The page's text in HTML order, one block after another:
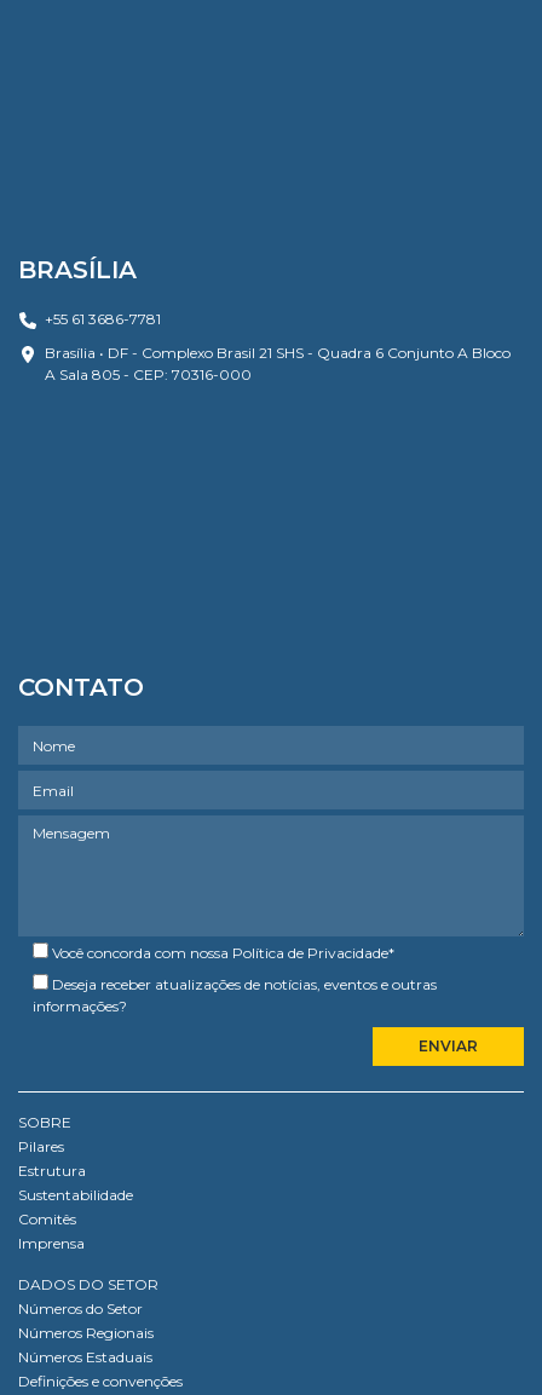
BRASÍLIA
+55 61 3686-7781
Brasília • DF - Complexo Brasil 21 SHS - Quadra 6 Conjunto A Bloco
A Sala 805 - CEP: 70316-000
CONTATO
Você concorda com nossa Política de Privacidade*
Deseja receber atualizações de notícias, eventos e outras
informações?
SOBRE
Pilares
Estrutura
Sustentabilidade
Comitês
Imprensa
DADOS DO SETOR
Números do Setor
Números Regionais
Números Estaduais
Definições e convenções